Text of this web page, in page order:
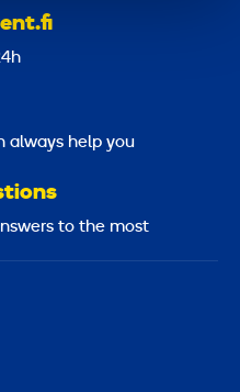
always help you
to the most